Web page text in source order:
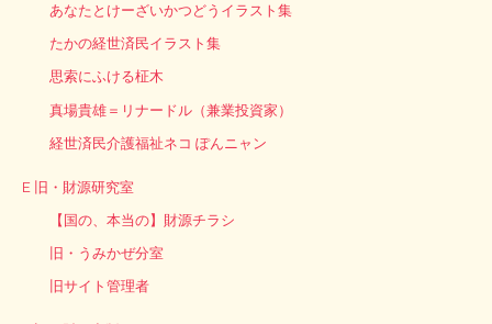
あなたとけーざいかつどうイラスト集
たかの経世済民イラスト集
思索にふける柾木
真場貴雄＝リナードル（兼業投資家）
経世済民介護福祉ネコ ぽんニャン
E 旧・財源研究室
【国の、本当の】財源チラシ
旧・うみかぜ分室
旧サイト管理者